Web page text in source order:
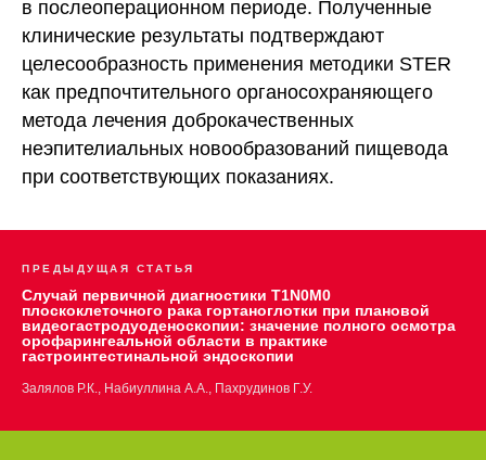
в послеоперационном периоде. Полученные
клинические результаты подтверждают
целесообразность применения методики STER
как предпочтительного органосохраняющего
метода лечения доброкачественных
неэпителиальных новообразований пищевода
при соответствующих показаниях.
ПРЕДЫДУЩАЯ СТАТЬЯ
Случай первичной диагностики T1N0M0
плоскоклеточного рака гортаноглотки при плановой
видеогастродуоденоскопии: значение полного осмотра
орофарингеальной области в практике
гастроинтестинальной эндоскопии
Залялов Р.К., Набиуллина А.А., Пахрудинов Г.У.